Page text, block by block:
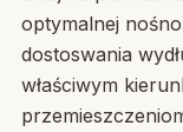
optymalnej
dostoswania
właściwym